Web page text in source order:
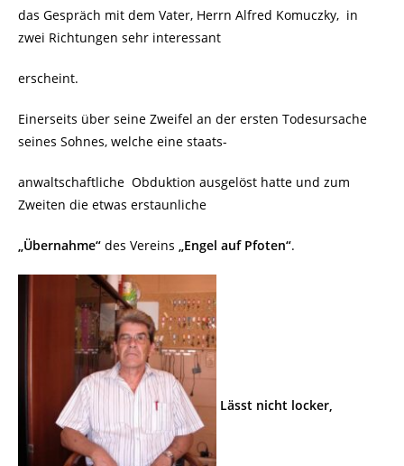
das Gespräch mit dem Vater, Herrn Alfred Komuczky, in
zwei Richtungen sehr interessant
erscheint.
Einerseits über seine Zweifel an der ersten Todesursache
seines Sohnes, welche eine staats-
anwaltschaftliche Obduktion ausgelöst hatte und zum
Zweiten die etwas erstaunliche
„Übernahme“ des Vereins „Engel auf Pfoten“.
Lässt nicht locker,